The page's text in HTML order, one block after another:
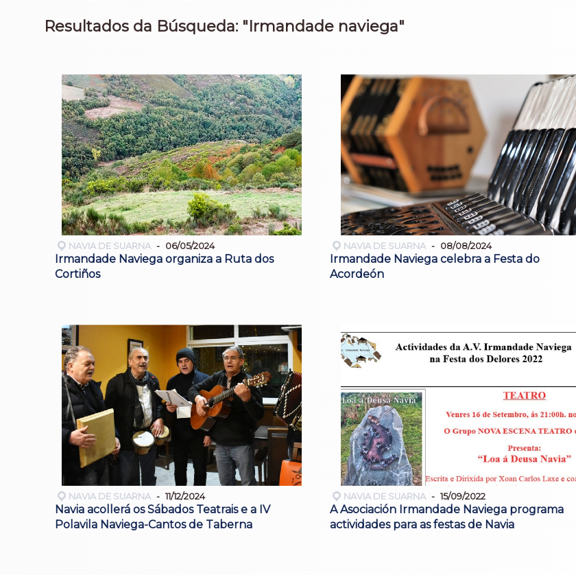
Resultados da Búsqueda: "Irmandade naviega"
NAVIA DE SUARNA 06/05/2024
Irmandade Naviega organiza a Ruta dos
Cortiños
NAVIA DE SUARNA 08/08/2024
Irmandade Naviega celebra a Festa do
Acordeón
NAVIA DE SUARNA 11/12/2024
Navia acollerá os Sábados Teatrais e a IV
Polavila Naviega-Cantos de Taberna
NAVIA DE SUARNA 15/09/2022
A Asociación Irmandade Naviega programa
actividades para as festas de Navia